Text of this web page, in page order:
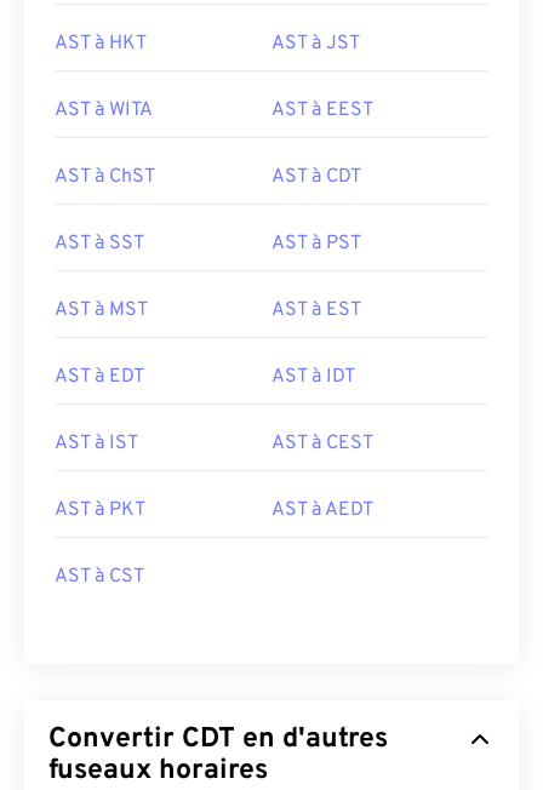
AST à HKT AST à JST
AST à WITA AST à EEST
AST à ChST AST à CDT
AST à SST AST à PST
AST à MST AST à EST
AST à EDT AST à IDT
AST à IST AST à CEST
AST à PKT AST à AEDT
AST à CST
Convertir CDT en d'autres
fuseaux horaires